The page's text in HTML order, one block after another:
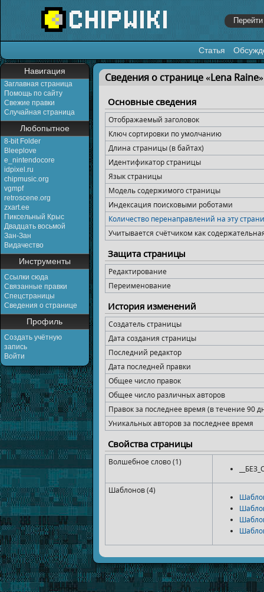
Статья
Навигация
Заглавная страница
Помощь по сайту
Свежие правки
Случайная страница
Любопытное
8-bit Folder
Bleeplove
e_nintendocore
idpixel.ru
chipmusic.org
vgmpf
retroscene.org
zxart.ee
Пиксельный Крыс
Двадцать восьмой
Зан-Зан
Видачество
Инструменты
Ссылки сюда
Связанные правки
Спецстраницы
Сведения о странице
Профиль
Создать учётную
запись
Войти
Перейти к:навигация,поиск
Сведения о странице «Lena Raine»
Основные сведения
Отображаемый заголовок
Ключ сортировки по умолчанию
Длина страницы (в байтах)
Идентификатор страницы
Язык страницы
Модель содержимого страницы
Индексация поисковыми роботами
Количество перенаправлений на эту
Учитывается счётчиком как
Защита страницы
Редактирование
Переименование
История изменений
Создатель страницы
Дата создания страницы
Последний редактор
Дата последней правки
Общее число правок
Общее число различных авторов
Правок за последнее время (в течение 90
Уникальных авторов за последнее время
Свойства страницы
Волшебное слово (1)
Шаблонов (4)